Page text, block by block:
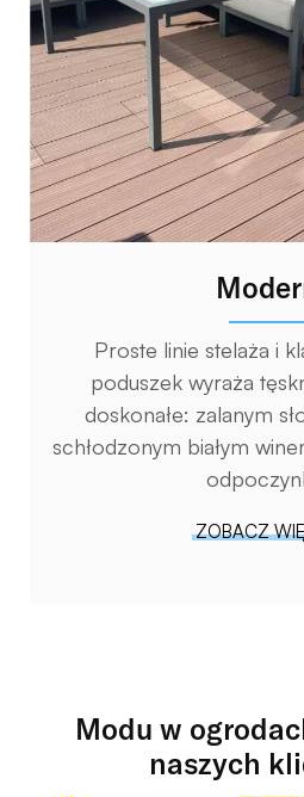
Proste linie stelaża i
poduszek wyraża
doskonałe: zalanym
schłodzonym białym
ZOBACZ
Modu w
naszych